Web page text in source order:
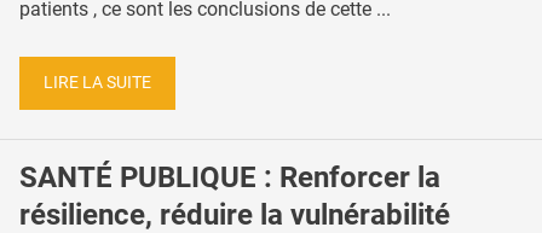
patients , ce sont les conclusions de cette ...
LIRE LA SUITE
SANTÉ PUBLIQUE : Renforcer la
résilience, réduire la vulnérabilité